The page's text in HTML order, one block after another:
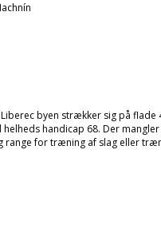
byen strækker sig på flade
handicap 68. Der
range for træning af slag eller